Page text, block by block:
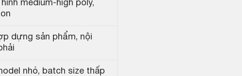
medium-high poly,
dựng sản phẩm, nội
nhỏ, batch size thấp